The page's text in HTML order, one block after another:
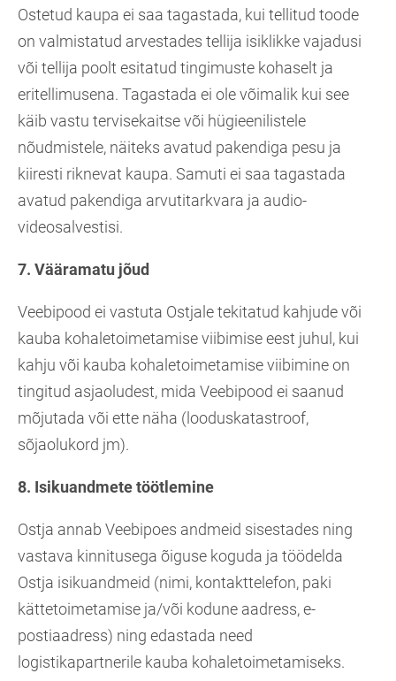
Ostetud kaupa ei saa tagastada, kui tellitud toode
on valmistatud arvestades tellija isiklikke vajadusi
või tellija poolt esitatud tingimuste kohaselt ja
eritellimusena. Tagastada ei ole võimalik kui see
käib vastu tervisekaitse või hügieenilistele
nõudmistele, näiteks avatud pakendiga pesu ja
kiiresti riknevat kaupa. Samuti ei saa tagastada
avatud pakendiga arvutitarkvara ja audio-
videosalvestisi.
7. Vääramatu jõud
Veebipood ei vastuta Ostjale tekitatud kahjude või
kauba kohaletoimetamise viibimise eest juhul, kui
kahju või kauba kohaletoimetamise viibimine on
tingitud asjaoludest, mida Veebipood ei saanud
mõjutada või ette näha (looduskatastroof,
sõjaolukord jm).
8. Isikuandmete töötlemine
Ostja annab Veebipoes andmeid sisestades ning
vastava kinnitusega õiguse koguda ja töödelda
Ostja isikuandmeid (nimi, kontakttelefon, paki
kättetoimetamise ja/või kodune aadress, e-
postiaadress) ning edastada need
logistikapartnerile kauba kohaletoimetamiseks.